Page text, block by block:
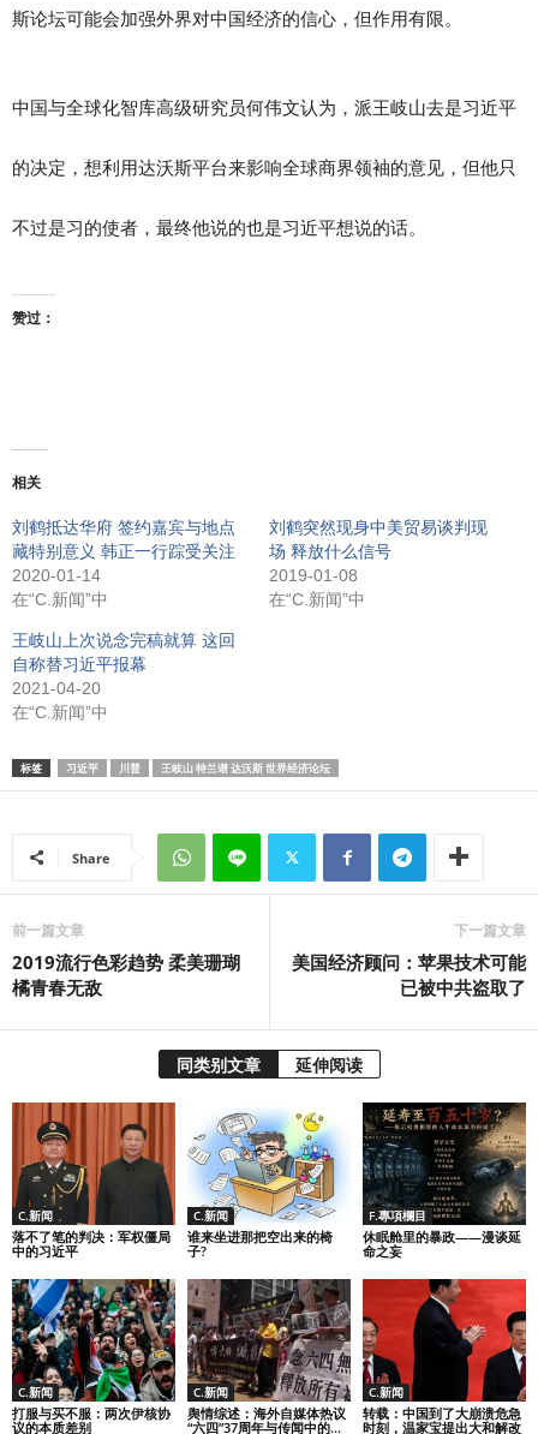
斯论坛可能会加强外界对中国经济的信心，但作用有限。
中国与全球化智库高级研究员何伟文认为，派王岐山去是习近平
的决定，想利用达沃斯平台来影响全球商界领袖的意见，但他只
不过是习的使者，最终他说的也是习近平想说的话。
赞过：
相关
刘鹤抵达华府 签约嘉宾与地点
藏特别意义 韩正一行踪受关注
2020-01-14
在“C.新闻”中
刘鹤突然现身中美贸易谈判现
场 释放什么信号
2019-01-08
在“C.新闻”中
王岐山上次说念完稿就算 这回
自称替习近平报幕
2021-04-20
在“C.新闻”中
标签 习近平 川普 王岐山 特兰谱 达沃斯 世界经济论坛
Share
前一篇文章
2019流行色彩趋势 柔美珊瑚
橘青春无敌
下一篇文章
美国经济顾问：苹果技术可能
已被中共盗取了
同类别文章 延伸阅读
C.新闻
落不了笔的判决：军权僵局
中的习近平
C.新闻
谁来坐进那把空出来的椅
子?
F.專項欄目
休眠舱里的暴政——漫谈延
命之妄
C.新闻
打服与买不服：两次伊核协
议的本质差别
C.新闻
舆情综述：海外自媒体热议
“六四”37周年与传闻中的...
C.新闻
转载：中国到了大崩溃危急
时刻，温家宝提出大和解改